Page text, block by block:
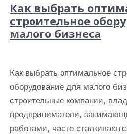
Как выбрать
строительное
малого бизнеса
Как выбрать оптимальное
оборудование для малого
строительные компании,
предприниматели,
работами, часто